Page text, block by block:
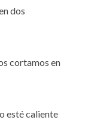
dos
cortamos en
esté caliente